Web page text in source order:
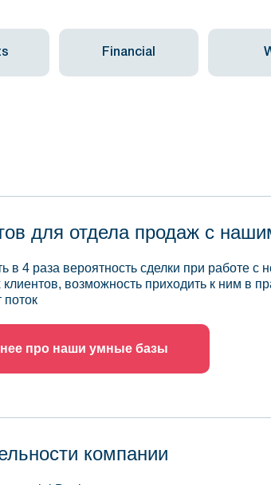
Financial
для отдела продаж с
в 4 раза вероятность сделки при работе
возможность приходить к ним в
поток
про наши умные базы
компании